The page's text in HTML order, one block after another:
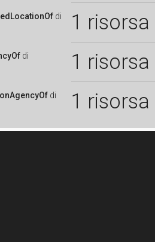
di 1 risorsa
di 1 risorsa
di 1 risorsa